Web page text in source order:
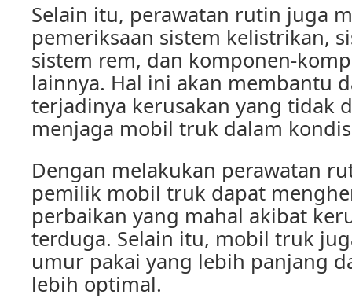
Selain itu, perawatan rutin juga
pemeriksaan sistem kelistrikan,
sistem rem, dan komponen-
lainnya. Hal ini akan membantu
terjadinya kerusakan yang tidak
menjaga mobil truk dalam
Dengan melakukan perawatan
pemilik mobil truk dapat
perbaikan yang mahal akibat
terduga. Selain itu, mobil truk
umur pakai yang lebih panjang
lebih optimal.